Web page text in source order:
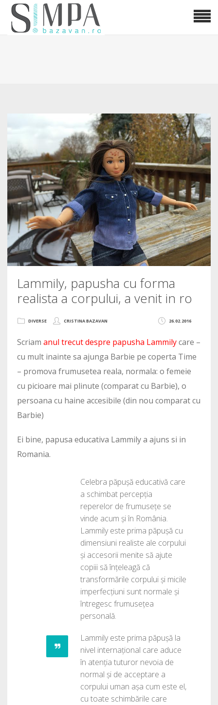
Lammily, papusha cu forma
realista a corpului, a venit in ro
26.02.2016
DIVERSE CRISTINA BAZAVAN
Scriam anul trecut despre papusha Lammilycare –
cu mult inainte sa ajunga Barbie pe coperta Time
– promova frumusetea reala, normala: o femeie
cu picioare mai plinute (comparat cu Barbie), o
persoana cu haine accesibile (din nou comparat cu
Barbie)
Ei bine, papusa educativa Lammily a ajuns si in
Romania.
Celebra păpușă educativă care
a schimbat percepția
reperelor de frumusețe se
vinde acum și în România.
Lammily este prima păpușă cu
dimensiuni realiste ale corpului
și accesorii menite să ajute
copiii să înțeleagă că
transformările corpului și micile
imperfecțiuni sunt normale și
întregesc frumusețea
personală.
Lammily este prima păpușă la
nivel internațional care aduce
în atenția tuturor nevoia de
normal și de acceptare a
corpului uman așa cum este el,
cu toate schimbările care